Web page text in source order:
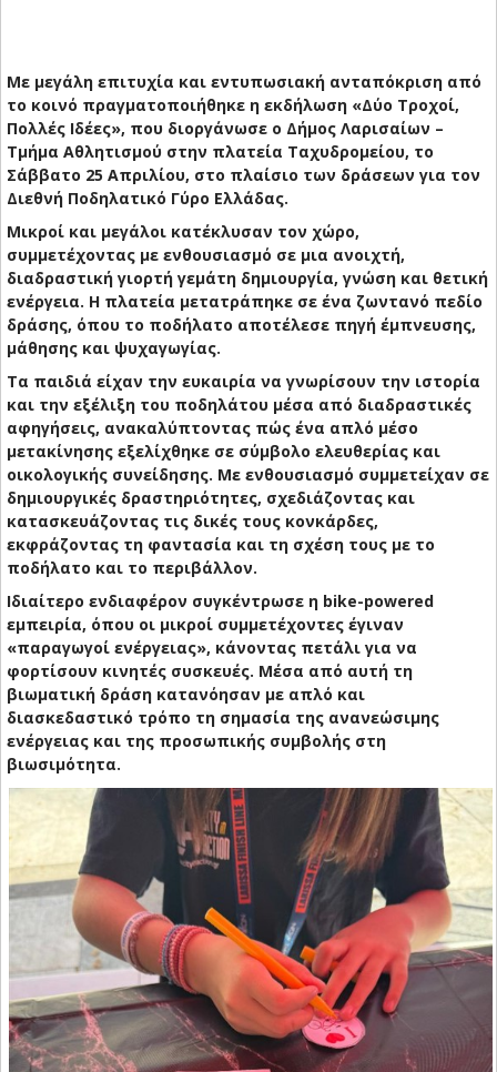
Με μεγάλη επιτυχία και εντυπωσιακή ανταπόκριση από
το κοινό πραγματοποιήθηκε η εκδήλωση «Δύο Τροχοί,
Πολλές Ιδέες», που διοργάνωσε ο Δήμος Λαρισαίων –
Τμήμα Αθλητισμού στην πλατεία Ταχυδρομείου, το
Σάββατο 25 Απριλίου, στο πλαίσιο των δράσεων για τον
Διεθνή Ποδηλατικό Γύρο Ελλάδας.
Μικροί και μεγάλοι κατέκλυσαν τον χώρο,
συμμετέχοντας με ενθουσιασμό σε μια ανοιχτή,
διαδραστική γιορτή γεμάτη δημιουργία, γνώση και θετική
ενέργεια. Η πλατεία μετατράπηκε σε ένα ζωντανό πεδίο
δράσης, όπου το ποδήλατο αποτέλεσε πηγή έμπνευσης,
μάθησης και ψυχαγωγίας.
Τα παιδιά είχαν την ευκαιρία να γνωρίσουν την ιστορία
και την εξέλιξη του ποδηλάτου μέσα από διαδραστικές
αφηγήσεις, ανακαλύπτοντας πώς ένα απλό μέσο
μετακίνησης εξελίχθηκε σε σύμβολο ελευθερίας και
οικολογικής συνείδησης. Με ενθουσιασμό συμμετείχαν σε
δημιουργικές δραστηριότητες, σχεδιάζοντας και
κατασκευάζοντας τις δικές τους κονκάρδες,
εκφράζοντας τη φαντασία και τη σχέση τους με το
ποδήλατο και το περιβάλλον.
Ιδιαίτερο ενδιαφέρον συγκέντρωσε η bike-powered
εμπειρία, όπου οι μικροί συμμετέχοντες έγιναν
«παραγωγοί ενέργειας», κάνοντας πετάλι για να
φορτίσουν κινητές συσκευές. Μέσα από αυτή τη
βιωματική δράση κατανόησαν με απλό και
διασκεδαστικό τρόπο τη σημασία της ανανεώσιμης
ενέργειας και της προσωπικής συμβολής στη
βιωσιμότητα.